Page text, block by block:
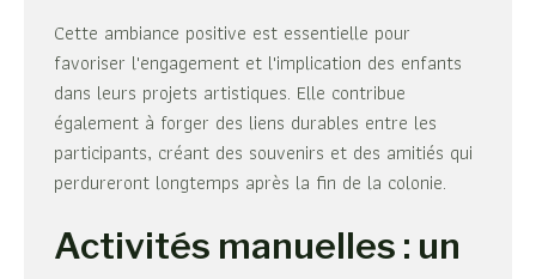
Cette ambiance positive est essentielle pour
favoriser l'engagement et l'implication des enfants
dans leurs projets artistiques. Elle contribue
également à forger des liens durables entre les
participants, créant des souvenirs et des amitiés qui
perdureront longtemps après la fin de la colonie.
Activités manuelles : un